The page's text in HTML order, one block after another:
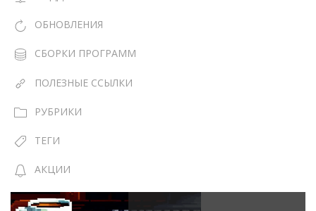
ОБНОВЛЕНИЯ
СБОРКИ ПРОГРАММ
ПОЛЕЗНЫЕ ССЫЛКИ
РУБРИКИ
ТЕГИ
АКЦИИ